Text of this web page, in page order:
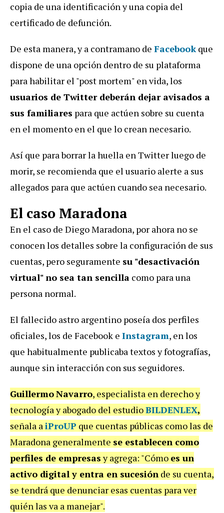
copia de una identificación y una copia del
certificado de defunción.
De esta manera, y a contramano de Facebookque
dispone de una opción dentro de su plataforma
para habilitar el "post mortem" en vida, los
usuarios de Twitter deberán dejar avisados a
sus familiares para que actúen sobre su cuenta
en el momento en el que lo crean necesario.
Así que para borrar la huella en Twitter luego de
morir, se recomienda que el usuario alerte a sus
allegados para que actúen cuando sea necesario.
El caso Maradona
En el caso de Diego Maradona, por ahora no se
conocen los detalles sobre la configuración de sus
cuentas, pero seguramente su "desactivación
virtual" no sea tan sencilla como para una
persona normal.
El fallecido astro argentino poseía dos perfiles
oficiales, los de Facebook e Instagram, en los
que habitualmente publicaba textos y fotografías,
aunque sin interacción con sus seguidores.
GuillermoNavarro, especialista en derecho y
tecnología y abogado del estudioBILDENLEX,
señala aiProUP que cuentas públicas como las de
Maradona generalmente se establecen como
perfiles de empresasy agrega: "Cómo es un
activo digital y entra en sucesión de su cuenta,
se tendrá que denunciar esas cuentas para ver
quién las va a manejar".